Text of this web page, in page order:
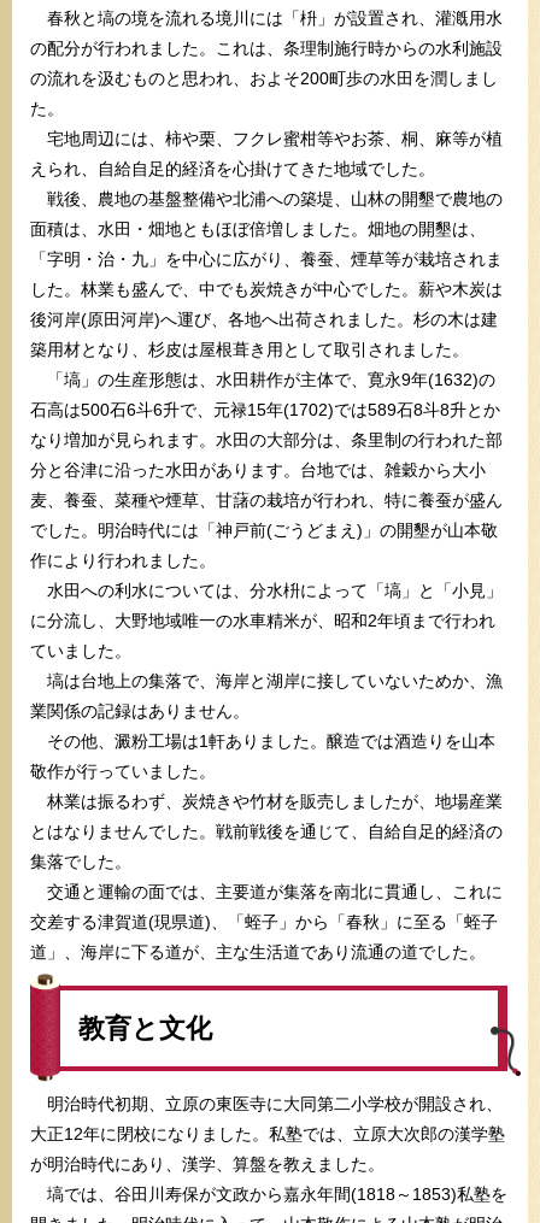
春秋と塙の境を流れる境川には「枡」が設置され、灌漑用水
の配分が行われました。これは、条理制施行時からの水利施設
の流れを汲むものと思われ、およそ200町歩の水田を潤しまし
た。
宅地周辺には、柿や栗、フクレ蜜柑等やお茶、桐、麻等が植
えられ、自給自足的経済を心掛けてきた地域でした。
戦後、農地の基盤整備や北浦への築堤、山林の開墾で農地の
面積は、水田・畑地ともほぼ倍増しました。畑地の開墾は、
「字明・治・九」を中心に広がり、養蚕、煙草等が栽培されま
した。林業も盛んで、中でも炭焼きが中心でした。薪や木炭は
後河岸(原田河岸)へ運び、各地へ出荷されました。杉の木は建
築用材となり、杉皮は屋根葺き用として取引されました。
「塙」の生産形態は、水田耕作が主体で、寛永9年(1632)の
石高は500石6斗6升で、元禄15年(1702)では589石8斗8升とか
なり増加が見られます。水田の大部分は、条里制の行われた部
分と谷津に沿った水田があります。台地では、雑穀から大小
麦、養蚕、菜種や煙草、甘藷の栽培が行われ、特に養蚕が盛ん
でした。明治時代には「神戸前(ごうどまえ)」の開墾が山本敬
作により行われました。
水田への利水については、分水枡によって「塙」と「小見」
に分流し、大野地域唯一の水車精米が、昭和2年頃まで行われ
ていました。
塙は台地上の集落で、海岸と湖岸に接していないためか、漁
業関係の記録はありません。
その他、澱粉工場は1軒ありました。醸造では酒造りを山本
敬作が行っていました。
林業は振るわず、炭焼きや竹材を販売しましたが、地場産業
とはなりませんでした。戦前戦後を通じて、自給自足的経済の
集落でした。
交通と運輸の面では、主要道が集落を南北に貫通し、これに
交差する津賀道(現県道)、「蛭子」から「春秋」に至る「蛭子
道」、海岸に下る道が、主な生活道であり流通の道でした。
教育と文化
明治時代初期、立原の東医寺に大同第二小学校が開設され、
大正12年に閉校になりました。私塾では、立原大次郎の漢学塾
が明治時代にあり、漢学、算盤を教えました。
塙では、谷田川寿保が文政から嘉永年間(1818～1853)私塾を